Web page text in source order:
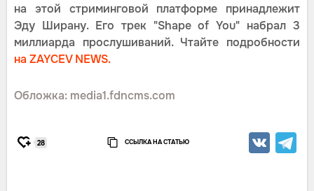
на этой стриминговой платформе принадлежит
Эду Ширану. Его трек "Shape of You" набрал 3
миллиарда прослушиваний. Чтайте подробности
на ZAYCEV NEWS.
Обложка: media1.fdncms.com
28 ССЫЛКА НА СТАТЬЮ